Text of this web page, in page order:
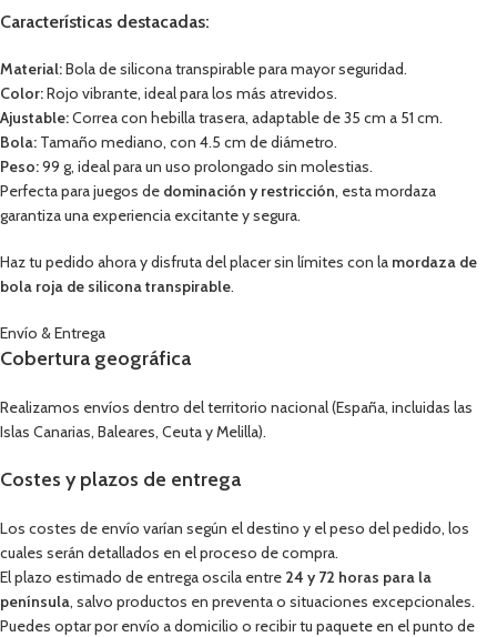
Características destacadas:
Material:Bola de silicona transpirable para mayor seguridad.
Color:Rojo vibrante, ideal para los más atrevidos.
Ajustable:Correa con hebilla trasera, adaptable de 35 cm a 51 cm.
Bola: Tamaño mediano, con 4.5 cm de diámetro.
Peso:99 g, ideal para un uso prolongado sin molestias.
Perfecta para juegos de dominación y restricción, esta mordaza
garantiza una experiencia excitante y segura.
Haz tu pedido ahora y disfruta del placer sin límites con la mordaza de
bola roja de silicona transpirable.
Envío & Entrega
Cobertura geográfica
Realizamos envíos dentro del territorio nacional (España, incluidas las
Islas Canarias, Baleares, Ceuta y Melilla).
Costes y plazos de entrega
Los costes de envío varían según el destino y el peso del pedido, los
cuales serán detallados en el proceso de compra.
El plazo estimado de entrega oscila entre 24 y 72 horas para la
península, salvo productos en preventa o situaciones excepcionales.
Puedes optar por envío a domicilio o recibir tu paquete en el punto de